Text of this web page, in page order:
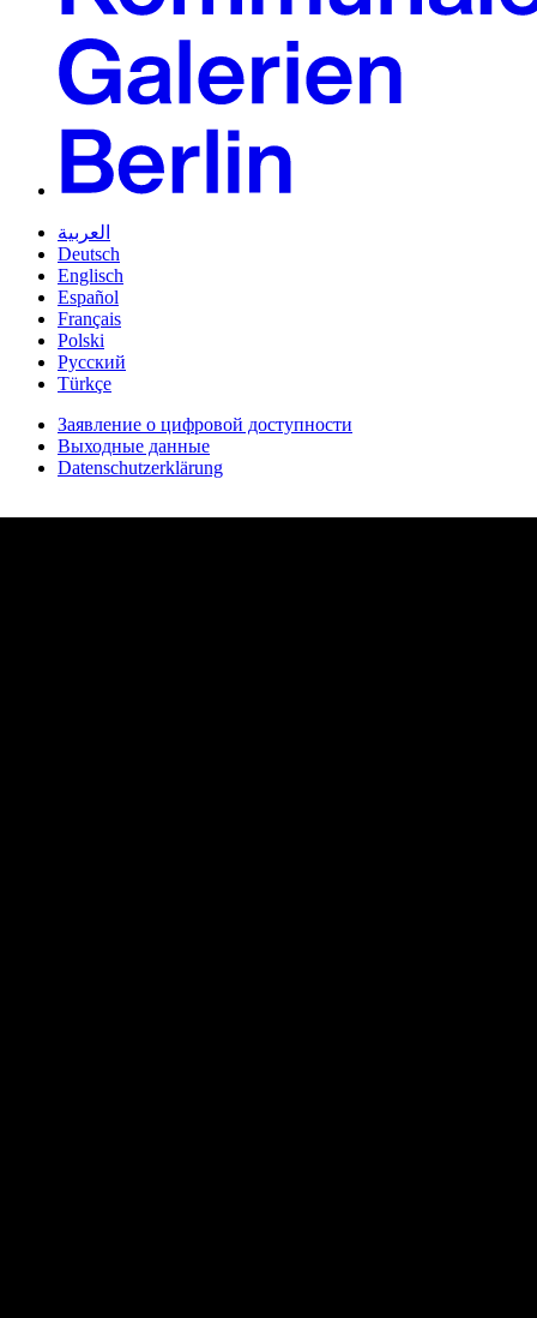
العربية
Deutsch
Englisch
Español
Français
Polski
Русский
Türkçe
Заявление о цифровой доступности
Выходные данные
Datenschutzerklärung